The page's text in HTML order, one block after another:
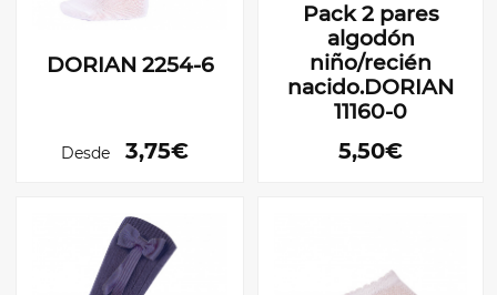
DORIAN 2254-6
Desde 3,75€
Pack 2 pares
algodón
niño/recién
nacido.DORIAN
11160-0
5,50€